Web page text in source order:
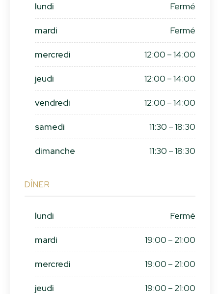
lundi Fermé
mardi Fermé
mercredi 12:00 – 14:00
jeudi 12:00 – 14:00
vendredi 12:00 – 14:00
samedi 11:30 – 18:30
dimanche 11:30 – 18:30
DÎNER
lundi Fermé
mardi 19:00 – 21:00
mercredi 19:00 – 21:00
jeudi 19:00 – 21:00